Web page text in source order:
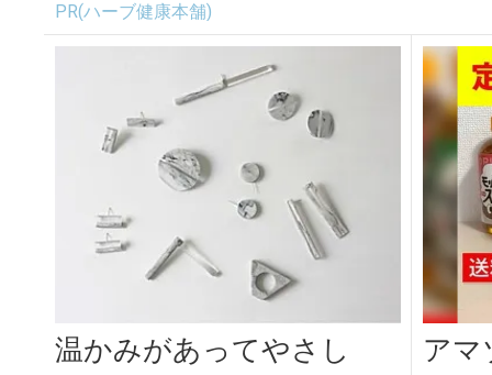
PR(ハーブ健康本舗)
温かみがあってやさし
アマ